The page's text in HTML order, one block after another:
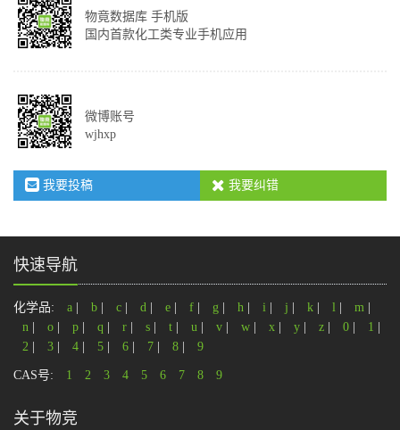
物竟数据库 手机版
国内首款化工类专业手机应用
微博账号
wjhxp
我要投稿 我要纠错
快速导航
化学品: a b c d e f g h i j k l m
n
o p q r s t u v w x y z 0 1
2
3 4 5 6 7 8 9
CAS号: 1 2 3 4 5 6 7 8 9
关于物竞